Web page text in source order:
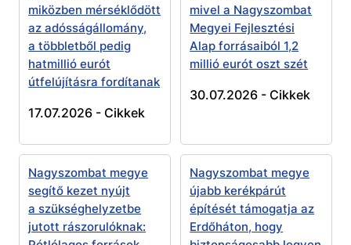
miközben mérséklődött
az adósságállomány,
a többletből pedig
hatmillió eurót
útfelújításra fordítanak
17.07.2026 - Cikkek
mivel a Nagyszombat
Megyei Fejlesztési
Alap forrásaiból 1,2
millió eurót oszt szét
30.07.2026 - Cikkek
Nagyszombat megye
segítő kezet nyújt
a szükséghelyzetbe
jutott rászorulóknak:
Nagyszombat megye
újabb kerékpárút
építését támogatja az
Erdőháton, hogy